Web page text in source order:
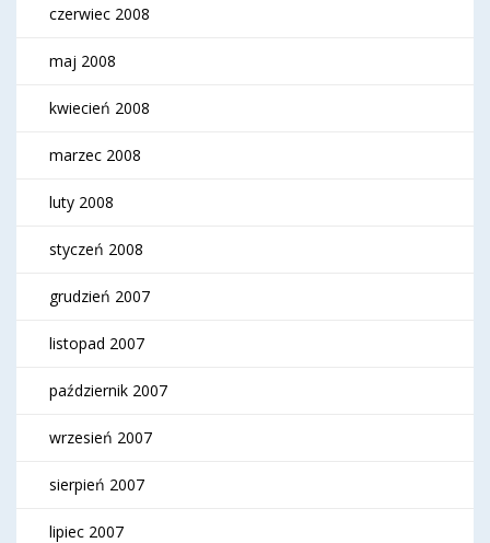
czerwiec 2008
maj 2008
kwiecień 2008
marzec 2008
luty 2008
styczeń 2008
grudzień 2007
listopad 2007
październik 2007
wrzesień 2007
sierpień 2007
lipiec 2007